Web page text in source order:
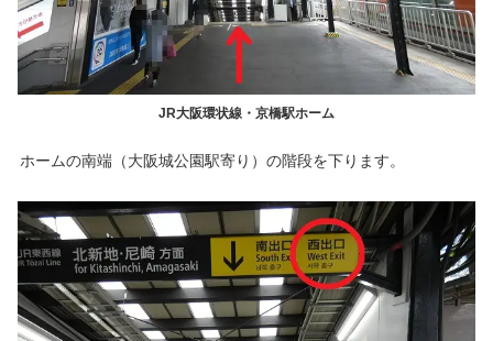
JR大阪環状線・京橋駅ホーム
ホームの南端（大阪城公園駅寄り）の階段を下ります。